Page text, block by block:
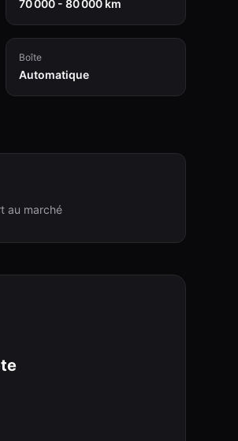
70 000 - 80 000 km
Boîte
Automatique
au marché